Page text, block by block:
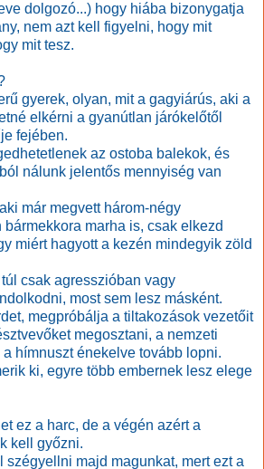
dolgozó...) hogy hiába bizonygatja
nem azt kell figyelni, hogy mit
mit tesz.
gyerek, olyan, mit a gagyiárús, aki a
elkérni a gyanútlan járókelőtől
fejében.
az ostoba balekok, és
nálunk jelentős mennyiség van
már megvett három-négy
marha is, csak elkezd
miért hagyott a kezén mindegyik zöld
csak agresszióban vagy
most sem lesz másként.
megpróbálja a tiltakozások vezetőit
megosztani, a nemzeti
hímnuszt énekelve tovább lopni.
ki, egyre több embernek lesz elege
ez a harc, de a végén azért a
kell győzni.
szégyellni majd magunkat, mert ezt a